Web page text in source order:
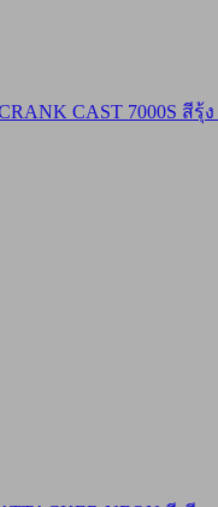
CAST 7000S สีรุ้ง